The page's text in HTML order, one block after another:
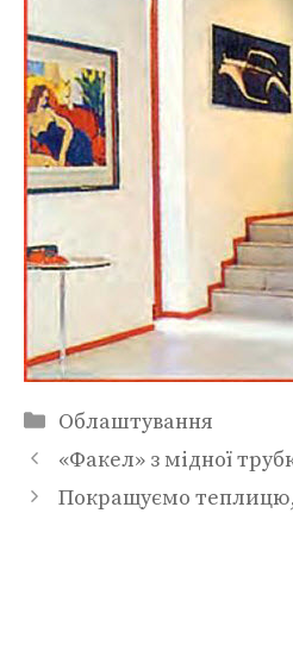
Категорії
Облаштування
«Факел» з мідної
Покращуємо